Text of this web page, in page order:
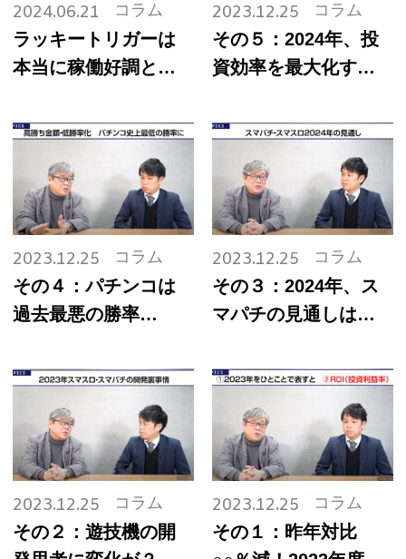
2024.06.21 コラム
ラッキートリガーは
本当に稼働好調とい
2023.12.25 コラム
その５：2024年、投
資効率を最大化する
は！
2023.12.25 コラム
その４：パチンコは
過去最悪の勝率
カーの打開策と展望
2023.12.25 コラム
その３：2024年、ス
マパチの見通しは明
技機開発四方山噺
2023.12.25 コラム
その２：遊技機の開
2023.12.25 コラム
その１：昨年対比